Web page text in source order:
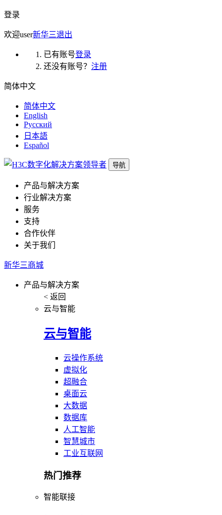
登录
欢迎user新华三退出
已有账号登录
还没有账号？ 注册
简体中文
简体中文
English
Русский
日本語
Español
导航
产品与解决方案
行业解决方案
服务
支持
合作伙伴
关于我们
新华三商城
产品与解决方案
< 返回
云与智能
云与智能
云操作系统
虚拟化
超融合
桌面云
大数据
数据库
人工智能
智慧城市
工业互联网
热门推荐
智能联接